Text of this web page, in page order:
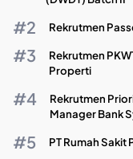
Rekrutmen
Rekrutmen
Properti
Rekrutmen
Manager Bank
PT Rumah Sakit